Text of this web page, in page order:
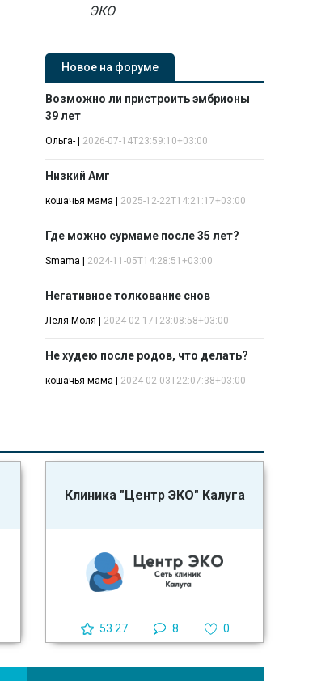
ЭКО
Новое на форуме
Возможно ли пристроить эмбрионы
39 лет
Ольга- 2026-07-14T23:59:10+03:00
Низкий Амг
кошачья мама 2025-12-22T14:21:17+03:00
Где можно сурмаме после 35 лет?
Smama 2024-11-05T14:28:51+03:00
Негативное толкование снов
Леля-Моля 2024-02-17T23:08:58+03:00
Не худею после родов, что делать?
кошачья мама 2024-02-03T22:07:38+03:00
Клиника "Центр ЭКО" Калуга
53.27 8 0